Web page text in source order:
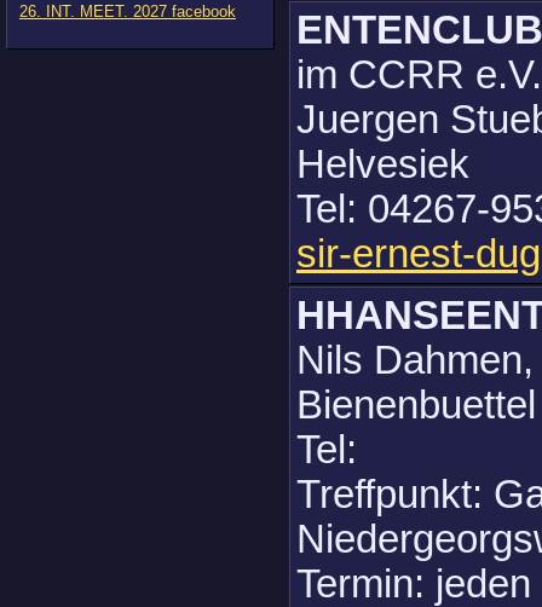
26. INT. MEET. 2027 facebook
im CCRR
Juergen
Helvesiek
Tel: 04267-
sir-ernest-
Nils
Bienenbuettel
Tel:
Treffpunkt:
Termin: